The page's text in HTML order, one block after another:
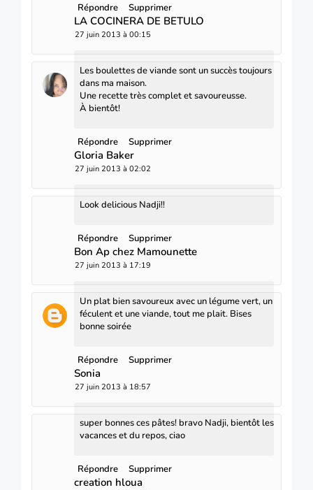
Répondre Supprimer
LA COCINERA DE BETULO
27 juin 2013 à 00:15
Les boulettes de viande sont un succès toujours
dans ma maison.
Une recette très complet et savoureusse.
À bientôt!
Répondre Supprimer
Gloria Baker
27 juin 2013 à 02:02
Look delicious Nadji!!
Répondre Supprimer
Bon Ap chez Mamounette
27 juin 2013 à 17:19
Un plat bien savoureux avec un légume vert, un
féculent et une viande, tout me plait. Bises
bonne soirée
Répondre Supprimer
Sonia
27 juin 2013 à 18:57
super bonnes ces pâtes! bravo Nadji, bientôt les
vacances et du repos, ciao
Répondre Supprimer
creation hloua